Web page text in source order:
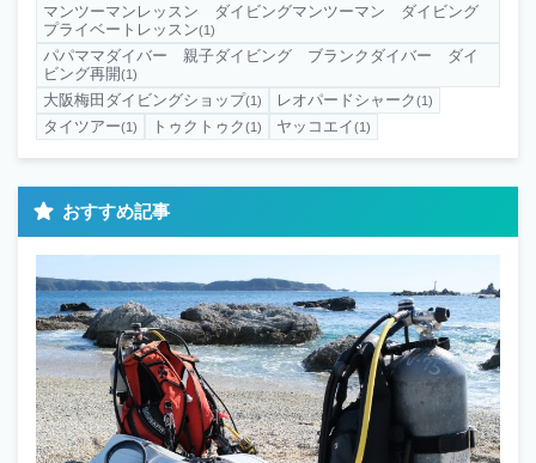
マンツーマンレッスン ダイビングマンツーマン ダイビング
プライベートレッスン(1)
パパママダイバー 親子ダイビング ブランクダイバー ダイ
ビング再開(1)
大阪梅田ダイビングショップ(1) レオパードシャーク(1)
タイツアー(1) トゥクトゥク(1) ヤッコエイ(1)
おすすめ記事